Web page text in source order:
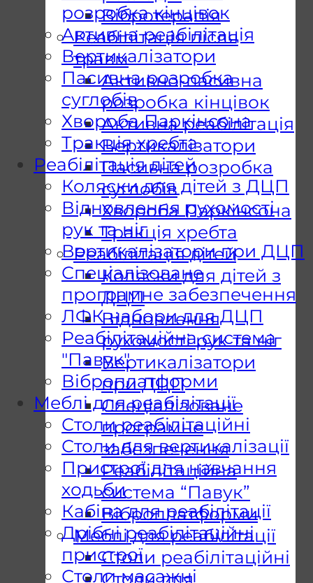
Вібротерапія
Реабілітація після
травм
Активно-пасивна
розробка кінцівок
Активна реабілітація
Вертикалізатори
Пасивна розробка
суглобів
Хвороба Паркінсона
Тракція хребта
Реабілітація дітей
Коляски для дітей з
ДЦП
Відновлення
рухомості рук та ніг
Вертикалізатори
при ДЦП
Спеціалізоване
програмне
забезпечення
Реабілітаційна
система “Павук”
Віброплатформи
Меблі для реабілітації
Столи реабілітаційні
розробка кінцівок
Активна реабілітація
Вертикалізатори
Пасивна розробка
суглобів
Хвороба Паркінсона
Тракція хребта
Реабілітація дітей
Коляски для дітей з ДЦП
Відновлення рухомості
рук та ніг
Вертикалізатори при ДЦП
Спеціалізоване
програмне забезпечення
ЛФК набори для ДЦП
Реабілітаційна система
"Павук"
Віброплатформи
Меблі для реабілітації
Столи реабілітаційні
Столи для вертикалізації
Пристрої для навчання
ходьби
Кабіна для реабілітації
Дрібні реабілітаційні
пристрої
Столи масажні